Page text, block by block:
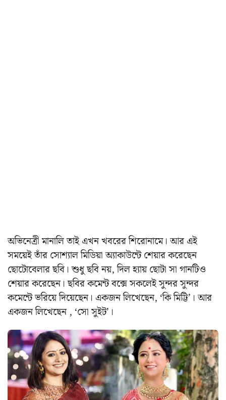
অভিনেত্রী মানালি তাই এখন খবরের শিরোনামে। আর এই
সময়েই তাঁর সোশ্যাল মিডিয়া অ্যাকাউন্টে শেয়ার করেছেন
ছোটোবেলার ছবি। শুধু ছবি নয়, দিল হ্যায় ছোটা সা গানটিও
শেয়ার করেছেন। ছবির কমেন্ট বক্সে সকলেই সুন্দর সুন্দর
কমেন্টে ভরিয়ে দিয়েছেন। একজন লিখেছেন, ‘কি মিট্টি’। আর
একজন লিখেছেন , ‘সো সুইট’।